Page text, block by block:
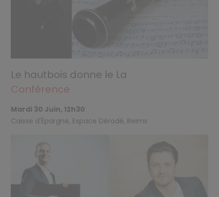
Le hautbois donne le La
Conférence
Mardi 30 Juin, 12h30
Caisse d'Épargne, Espace Dérodé, Reims